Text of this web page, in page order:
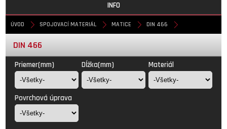
INFO
ÚVOD SPOJOVACÍ MATERIÁL MATICE DIN 466
DIN 466
Priemer(mm) Dĺžka(mm) Materiál
Povrchová úprava